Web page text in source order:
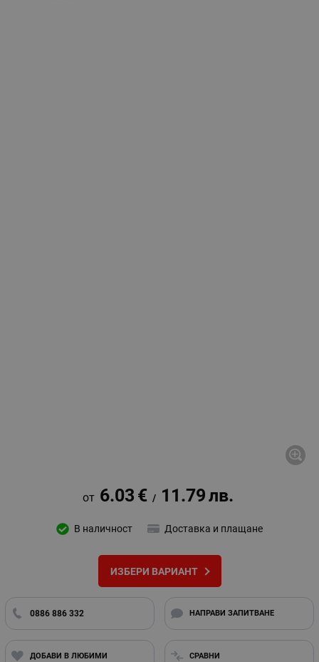
6.03 € / 11.79лв.
В наличност Доставка и плащане
ИЗБЕРИ ВАРИАНТ
0886 886 332 НАПРАВИ ЗАПИТВАНЕ
ДОБАВИ В ЛЮБИМИ СРАВНИ